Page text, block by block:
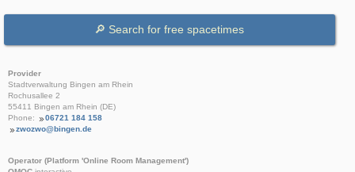
Provider
Stadtverwaltung Bingen am Rhein
Rochusallee 2
55411 Bingen am Rhein (DE)
Phone:
06721 184 158
zwozwo@bingen.de
Operator (Platform 'Online Room Management')